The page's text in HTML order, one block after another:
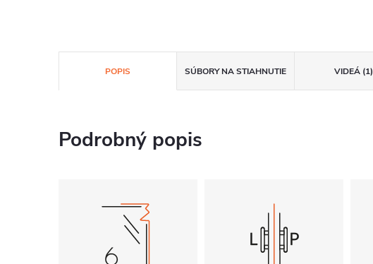
POPIS SÚBORY NA STIAHNUTIE VIDEÁ (1)
Podrobný popis